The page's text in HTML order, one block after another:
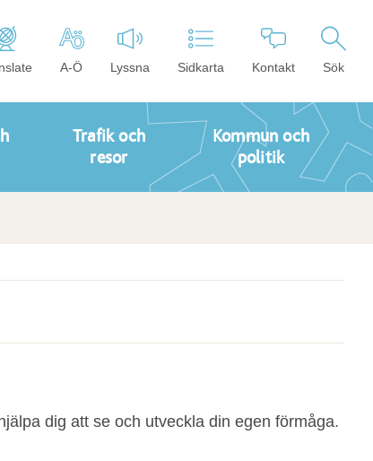
A-Ö Lyssna Sidkarta Kontakt Sök
Trafik och
resor
Kommun och
politik
dig att se och utveckla din egen förmåga.